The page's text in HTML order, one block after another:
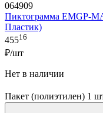
064909
Пиктограмма EMGP-
Пластик)
45516
₽/шт
Нет в наличии
Пакет (полиэтилен) 1